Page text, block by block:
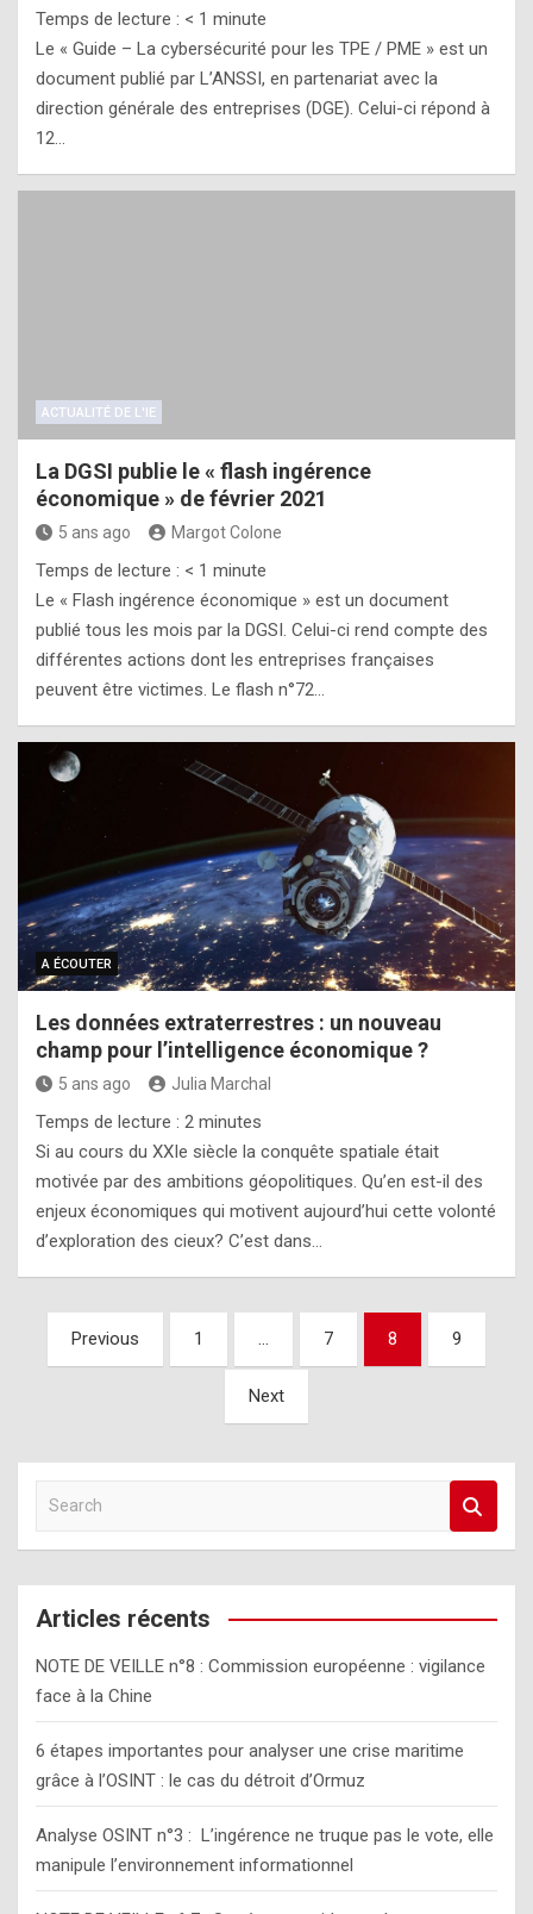
Temps de lecture : < 1 minute
Le « Guide – La cybersécurité pour les TPE / PME » est un
document publié par L’ANSSI, en partenariat avec la
direction générale des entreprises (DGE). Celui-ci répond à
12…
ACTUALITÉ DE L'IE
La DGSI publie le « flash ingérence
économique » de février 2021
5 ans ago Margot Colone
Temps de lecture : < 1 minute
Le « Flash ingérence économique » est un document
publié tous les mois par la DGSI. Celui-ci rend compte des
différentes actions dont les entreprises françaises
peuvent être victimes. Le flash n°72…
A ÉCOUTER
Les données extraterrestres : un nouveau
champ pour l’intelligence économique ?
5 ans ago Julia Marchal
Temps de lecture : 2 minutes
Si au cours du XXIe siècle la conquête spatiale était
motivée par des ambitions géopolitiques. Qu’en est-il des
enjeux économiques qui motivent aujourd’hui cette volonté
d’exploration des cieux? C’est dans…
Pagination
des
Previous 1 … 7 8 9
Next
a
r
c
Articles récents
NOTE DE VEILLE n°8 : Commission européenne : vigilance
face à la Chine
6 étapes importantes pour analyser une crise maritime
grâce à l’OSINT : le cas du détroit d’Ormuz
Analyse OSINT n°3 : L’ingérence ne truque pas le vote, elle
manipule l’environnement informationnel